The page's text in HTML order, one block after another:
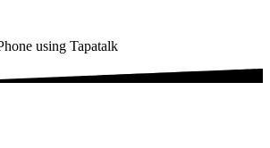
using Tapatalk